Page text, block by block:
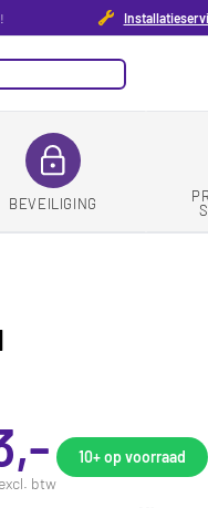
BEVEILIGING
btw
10+op voorraad